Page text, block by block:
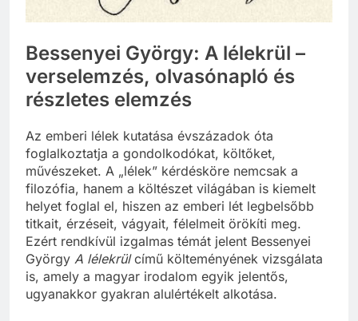
Bessenyei György: A lélekrül –
verselemzés, olvasónapló és
részletes elemzés
Az emberi lélek kutatása évszázadok óta
foglalkoztatja a gondolkodókat, költőket,
művészeket. A „lélek” kérdésköre nemcsak a
filozófia, hanem a költészet világában is kiemelt
helyet foglal el, hiszen az emberi lét legbelsőbb
titkait, érzéseit, vágyait, félelmeit örökíti meg.
Ezért rendkívül izgalmas témát jelent Bessenyei
György A lélekrülcímű költeményének vizsgálata
is, amely a magyar irodalom egyik jelentős,
ugyanakkor gyakran alulértékelt alkotása.